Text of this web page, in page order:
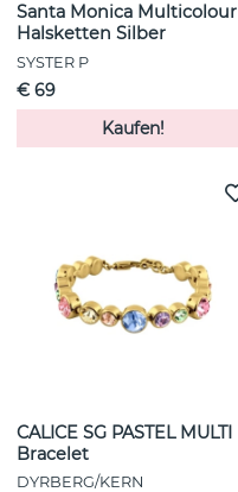
Santa Monica Multicolour
Halsketten Silber
SYSTER P
€ 69
Kaufen!
CALICE SG PASTEL MULTI
Bracelet
DYRBERG/KERN